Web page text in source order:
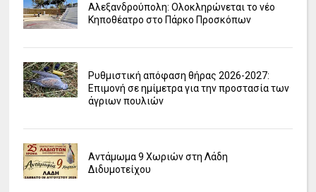
Αλεξανδρούπολη: Ολοκληρώνεται το νέο
Κηποθέατρο στο Πάρκο Προσκόπων
Ρυθμιστική απόφαση θήρας 2026-2027:
Επιμονή σε ημίμετρα για την προστασία των
άγριων πουλιών
Αντάμωμα 9 Χωριών στη Λάδη
Διδυμοτείχου